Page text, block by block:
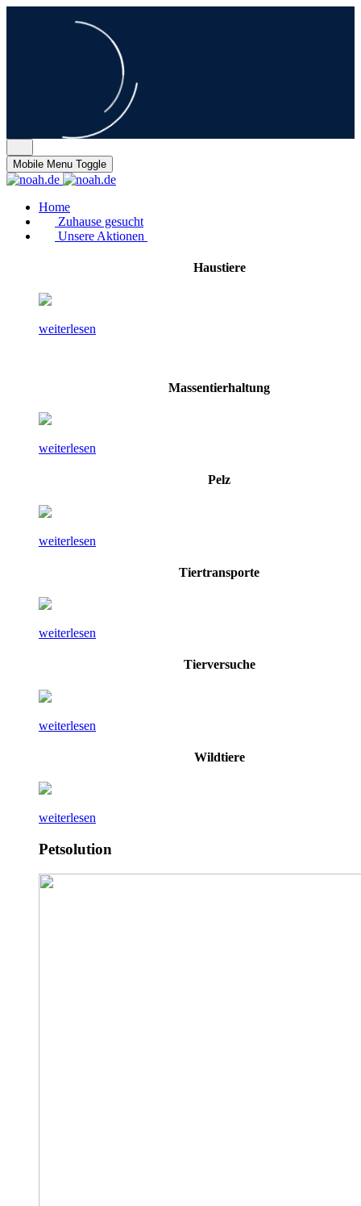
Mobile Menu Toggle
Home
Zuhause gesucht
Unsere Aktionen
Haustiere
weiterlesen
Massentierhaltung
weiterlesen
Pelz
weiterlesen
Tiertransporte
weiterlesen
Tierversuche
weiterlesen
Wildtiere
weiterlesen
Petsolution